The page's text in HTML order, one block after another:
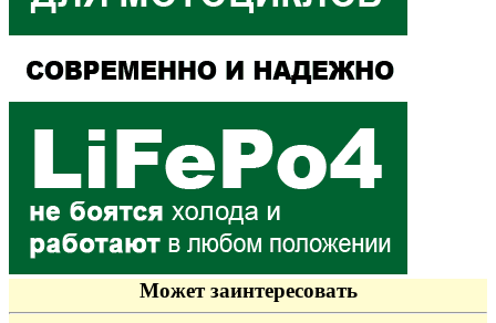
Может заинтересовать